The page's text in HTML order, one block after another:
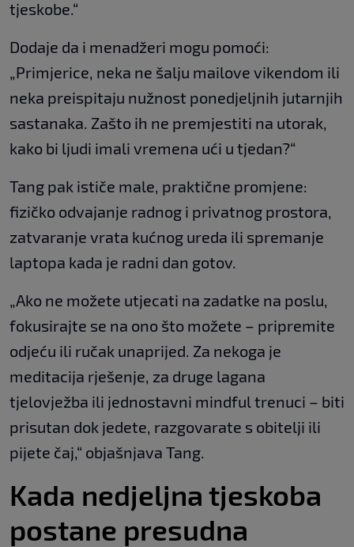
tjeskobe.“
Dodaje da i menadžeri mogu pomoći:
„Primjerice, neka ne šalju mailove vikendom ili
neka preispitaju nužnost ponedjeljnih jutarnjih
sastanaka. Zašto ih ne premjestiti na utorak,
kako bi ljudi imali vremena ući u tjedan?“
Tang pak ističe male, praktične promjene:
fizičko odvajanje radnog i privatnog prostora,
zatvaranje vrata kućnog ureda ili spremanje
laptopa kada je radni dan gotov.
„Ako ne možete utjecati na zadatke na poslu,
fokusirajte se na ono što možete – pripremite
odjeću ili ručak unaprijed. Za nekoga je
meditacija rješenje, za druge lagana
tjelovježba ili jednostavni mindful trenuci – biti
prisutan dok jedete, razgovarate s obitelji ili
pijete čaj,“ objašnjava Tang.
Kada nedjeljna tjeskoba
postane presudna